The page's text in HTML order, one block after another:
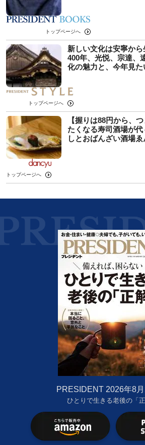
トップページへ
新しい文化は安寧か
400年、光悦、宗達、
化の魅力と、今年見
トップページへ
【握りは88円から、
たくなる寿司酒場が
しとおばんざい酒場ゑ
トップページへ
PRESIDENT 2026年8
ひとりで生きる老後の「正